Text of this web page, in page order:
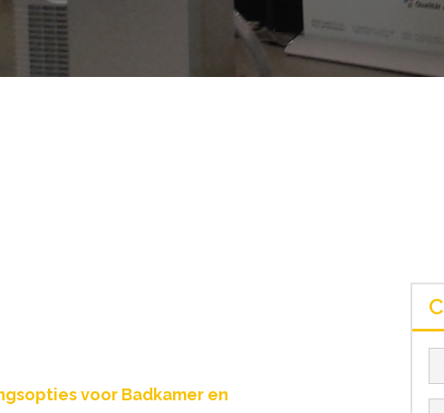
voor Badkamer en